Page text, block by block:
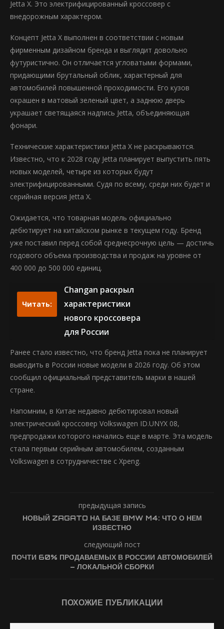
Jetta X. Это электрифицированный кроссовер с
внедорожным характером.
Концепт Jetta X выполнен в соответствии с новым
фирменным дизайном бренда и выглядит довольно
футуристично. Он отличается угловатыми формами,
придающими брутальный облик, характерный для
автомобилей повышенной проходимости. Его кузов
окрашен в матовый зеленый цвет, а заднюю дверь
украшает светящаяся надпись Jetta, объединяющая
фонари.
Технические характеристики Jetta X не раскрываются.
Известно, что к 2028 году Jetta планирует выпустить пять
новых моделей, четыре из которых будут
электрифицированными. Судя по всему, среди них будет и
серийная версия Jetta X.
Ожидается, что товарная модель официально
дебютирует на китайском рынке в текущем году. Бренд
уже поставил перед собой среднесрочную цель — достичь
годового объема производства и продаж на уровне от
400 000 до 500 000 единиц.
Читать:
Changan раскрыл
характеристики
нового кроссовера
для России
Ранее стало известно, что бренд Jetta пока не планирует
выводить в России новые модели в 2026 году. Об этом
сообщил официальный представитель марки в нашей
стране.
Напомним, в Китае недавно дебютировал новый
электрический кроссовер Volkswagen ID.UNYX 08,
предпродажи которого начались еще в марте. Эта модель
стала первым серийным автомобилем, созданным
Volkswagen в сотрудничестве с Xpeng.
предыдущая запись
НОВЫЙ ZAGATO НА БАЗЕ BMW M4: ЧТО О НЕМ
ИЗВЕСТНО
следующий пост
ПОЧТИ 60% ПРОДАВАЕМЫХ В РОССИИ АВТОМОБИЛЕЙ
– ЛОКАЛЬНОЙ СБОРКИ
ПОХОЖИЕ ПУБЛИКАЦИИ